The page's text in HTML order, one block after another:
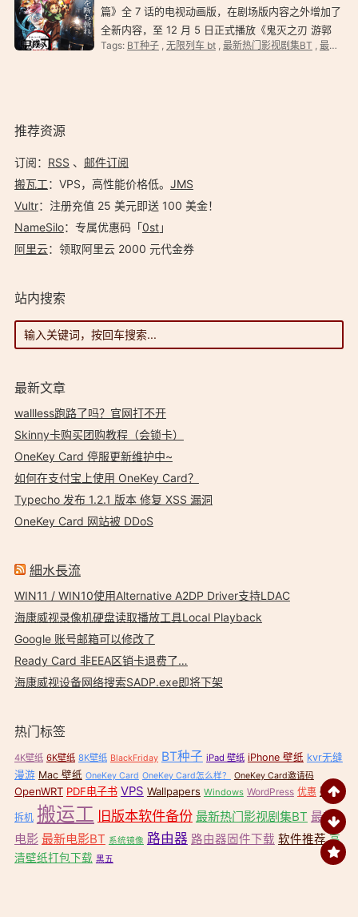
篇》全 7 话的电视动画版，在剧场版内容之外增加了
全新内容，至 12 月 5 日正式播放《鬼灭之刃 游郭
篇》。 7 话完后，才 S2 游郭篇。 鬼灭之刃 无限列
Tags: BT种子, 无限列车 bt, 最新热门影视剧集BT , 最新电影
推荐资源
订阅： RSS 、 邮件订阅
搬瓦工：VPS，高性能价格低。️ JMS
Vultr：注册充值 25 美元即送 100 美金！
NameSilo：专属优惠码「0st」
阿里云：领取阿里云 2000 元代金券
站内搜索
最新文章
wallless跑路了吗？官网打不开
Skinny卡购买团购教程（会锁卡）
OneKey Card 停服更新维护中~
如何在支付宝上使用 OneKey Card？
Typecho 发布 1.2.1 版本 修复 XSS 漏洞
OneKey Card 网站被 DDoS
細水長流
WIN11 / WIN10使用Alternative A2DP Driver支持LDAC
海康威视录像机硬盘读取播放工具Local Playback
Google 账号邮箱可以修改了
Ready Card 非EEA区销卡退费了…
海康威视设备网络搜索SADP.exe即将下架
热门标签
4K壁纸 6K壁纸 8K壁纸 BlackFriday BT种子 iPad 壁纸 iPhone 壁纸 kvr无缝
漫游 Mac 壁纸 OneKey Card OneKey Card怎么样？ OneKey Card邀请码
OpenWRT PDF电子书 VPS Wallpapers Windows WordPress 优惠 壁纸
拆机 搬运工 旧版本软件备份 最新热门影视剧集BT 最新
电影 最新电影BT 系统镜像 路由器 路由器固件下载 软件推荐 高
清壁纸打包下载 黑五